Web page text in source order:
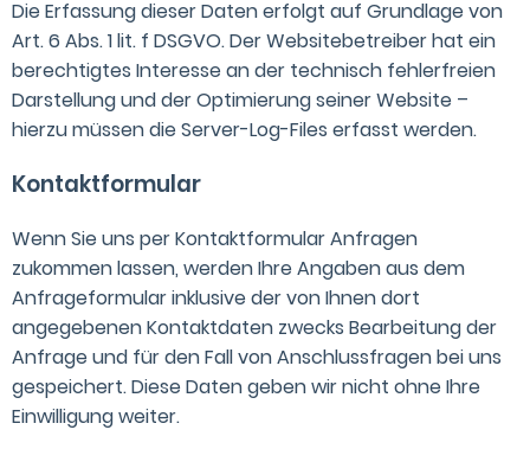
Die Erfassung dieser Daten erfolgt auf Grundlage von
Art. 6 Abs. 1 lit. f DSGVO. Der Websitebetreiber hat ein
berechtigtes Interesse an der technisch fehlerfreien
Darstellung und der Optimierung seiner Website –
hierzu müssen die Server-Log-Files erfasst werden.
Kontaktformular
Wenn Sie uns per Kontaktformular Anfragen
zukommen lassen, werden Ihre Angaben aus dem
Anfrageformular inklusive der von Ihnen dort
angegebenen Kontaktdaten zwecks Bearbeitung der
Anfrage und für den Fall von Anschlussfragen bei uns
gespeichert. Diese Daten geben wir nicht ohne Ihre
Einwilligung weiter.